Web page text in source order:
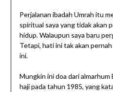
Perjalanan ibadah Umrah itu
spiritual saya yang tidak akan
hidup. Walaupun saya baru
Tetapi, hati ini tak akan
ini.
Mungkin ini doa dari almarhum
haji pada tahun 1985, yang